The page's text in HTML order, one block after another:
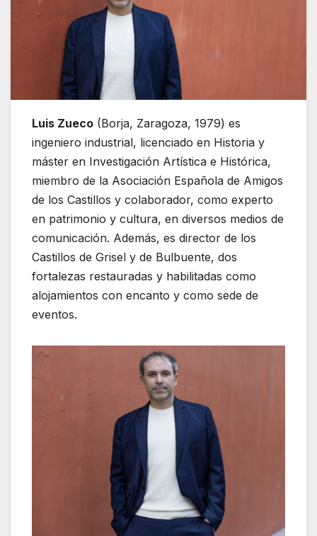
Luis Zueco (Borja, Zaragoza, 1979) es
ingeniero industrial, licenciado en Historia y
máster en Investigación Artística e Histórica,
miembro de la Asociación Española de Amigos
de los Castillos y colaborador, como experto
en patrimonio y cultura, en diversos medios de
comunicación. Además, es director de los
Castillos de Grisel y de Bulbuente, dos
fortalezas restauradas y habilitadas como
alojamientos con encanto y como sede de
eventos.